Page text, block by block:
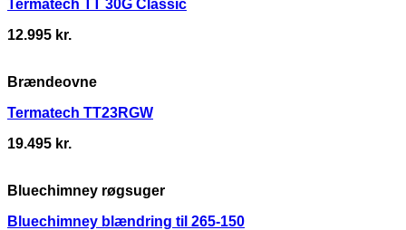
Termatech TT 30G Classic
12.995 kr.
Brændeovne
Termatech TT23RGW
19.495 kr.
Bluechimney røgsuger
Bluechimney blændring til 265-150